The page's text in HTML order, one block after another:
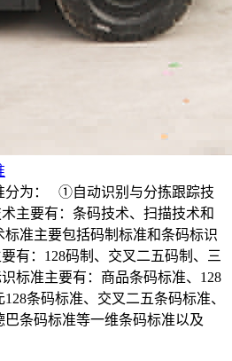
分为： ①自动识别与分拣跟踪技
主要有：条码技术、扫描技术和
准主要包括码制标准和条码标识
有：128码制、交叉二五码制、三
标准主要有：商品条码标准、128
条码标准、交叉二五条码标准、
巴条码标准等一维条码标准以及